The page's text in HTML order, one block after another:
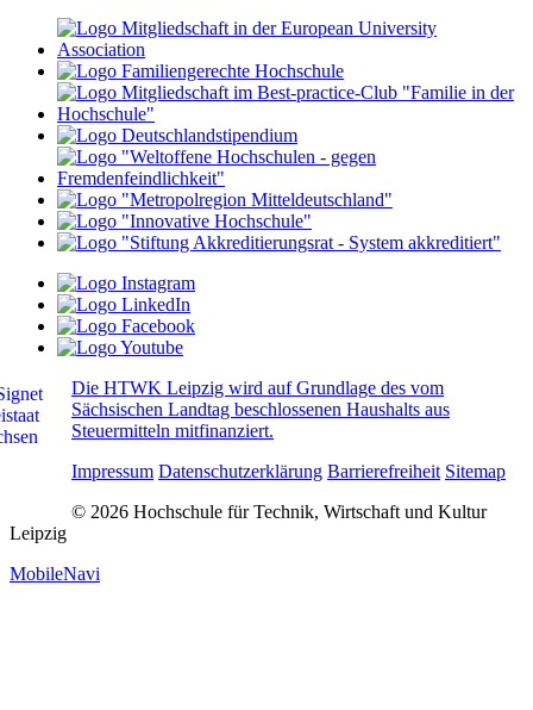
Die HTWK Leipzig wird auf Grundlage des vom
Sächsischen Landtag beschlossenen Haushalts aus
Steuermitteln mitfinanziert.
Impressum Datenschutzerklärung Barrierefreiheit Sitemap
© 2026 Hochschule für Technik, Wirtschaft und Kultur
Leipzig
MobileNavi